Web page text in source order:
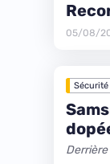
05/08/
Sécurité
Derrière